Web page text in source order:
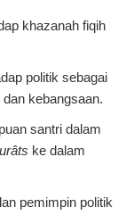
khazanah fiqih
politik sebagai
kebangsaan.
santri dalam
ke dalam
pemimpin politik